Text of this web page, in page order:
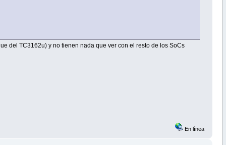
del TC3162u) y no tienen nada que ver con el resto de los SoCs
En línea